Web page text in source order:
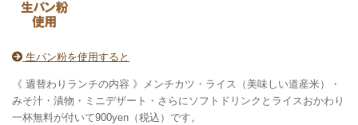
生パン粉を使用すると
《 週替わりランチの内容 》メンチカツ・ライス（美味しい道産米）・
みそ汁・漬物・ミニデザート・さらにソフトドリンクとライスおかわり
一杯無料が付いて900yen（税込）です。